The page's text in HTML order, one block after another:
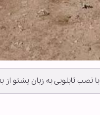
نصب تابلویی به زبان پشتو از